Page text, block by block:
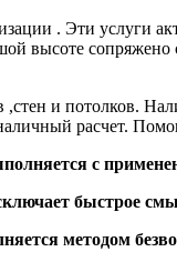
. Эти услуги
высоте
и потолков.
расчет.
с
быстрое
методом